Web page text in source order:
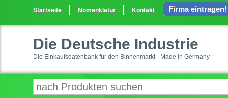
Startseite Nomenklatur Kontakt Firma eintragen!
Die Deutsche Industrie
Die Einkaufsdatenbank für den Binnenmarkt - Made in Germany